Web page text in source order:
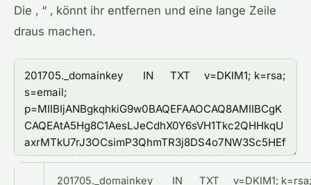
Die ‚ “ ‚ könnt ihr entfernen und eine lange Zeile
draus machen.
201705._domainkey IN TXT v=DKIM1; k=rsa;